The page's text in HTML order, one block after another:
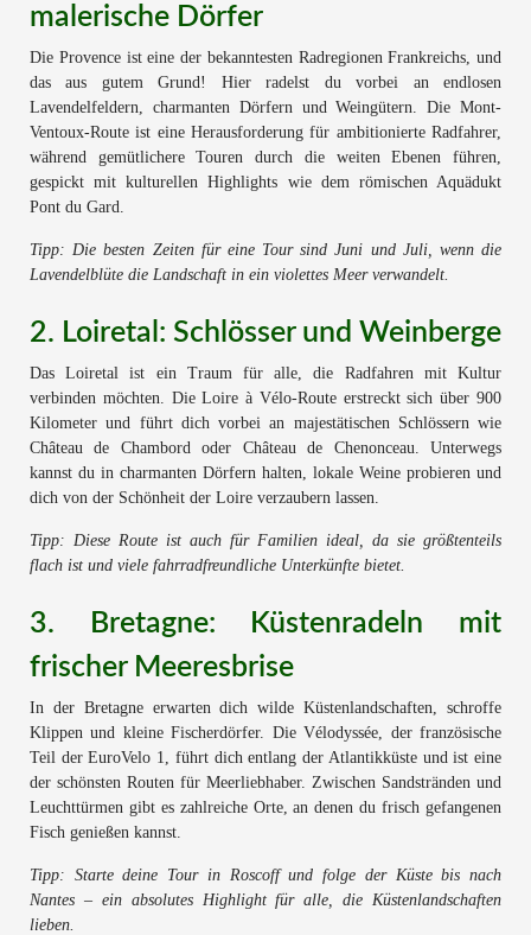
malerische Dörfer
Die Provence ist eine der bekanntesten Radregionen Frankreichs, und
das aus gutem Grund! Hier radelst du vorbei an endlosen
Lavendelfeldern, charmanten Dörfern und Weingütern. Die Mont-
Ventoux-Route ist eine Herausforderung für ambitionierte Radfahrer,
während gemütlichere Touren durch die weiten Ebenen führen,
gespickt mit kulturellen Highlights wie dem römischen Aquädukt
Pont du Gard.
Tipp: Die besten Zeiten für eine Tour sind Juni und Juli, wenn die
Lavendelblüte die Landschaft in ein violettes Meer verwandelt.
2. Loiretal: Schlösser und Weinberge
Das Loiretal ist ein Traum für alle, die Radfahren mit Kultur
verbinden möchten. Die Loire à Vélo-Route erstreckt sich über 900
Kilometer und führt dich vorbei an majestätischen Schlössern wie
Château de Chambord oder Château de Chenonceau. Unterwegs
kannst du in charmanten Dörfern halten, lokale Weine probieren und
dich von der Schönheit der Loire verzaubern lassen.
Tipp: Diese Route ist auch für Familien ideal, da sie größtenteils
flach ist und viele fahrradfreundliche Unterkünfte bietet.
3. Bretagne: Küstenradeln mit
frischer Meeresbrise
In der Bretagne erwarten dich wilde Küstenlandschaften, schroffe
Klippen und kleine Fischerdörfer. Die Vélodyssée, der französische
Teil der EuroVelo 1, führt dich entlang der Atlantikküste und ist eine
der schönsten Routen für Meerliebhaber. Zwischen Sandstränden und
Leuchttürmen gibt es zahlreiche Orte, an denen du frisch gefangenen
Fisch genießen kannst.
Tipp: Starte deine Tour in Roscoff und folge der Küste bis nach
Nantes – ein absolutes Highlight für alle, die Küstenlandschaften
lieben.